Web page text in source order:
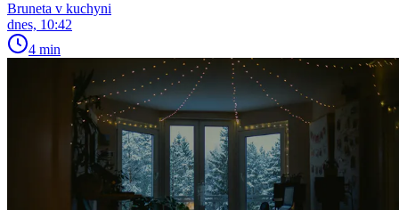
Bruneta v kuchyni
dnes, 10:42
4 min